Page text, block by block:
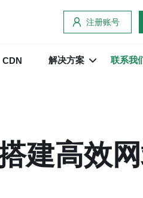
注册账号
CDN 解决方案 联系我
建高效